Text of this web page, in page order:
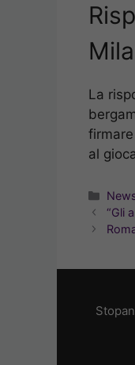
La
al
“Gli